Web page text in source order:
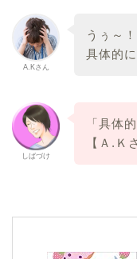
A.Kさん
うぅ～
具体的
しばづけ
「具体
【Ａ.Ｋ